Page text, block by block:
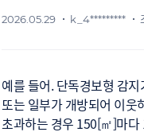
2026.05.29 k_4*********
예를 들어. 단독경보형 감
또는 일부가 개방되어 이웃
초과하는 경우 150[㎡]마다